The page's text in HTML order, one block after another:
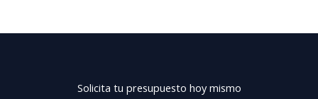
asesoraron sobre colores y tipos de pintura.
Solicita tu presupuesto hoy mismo